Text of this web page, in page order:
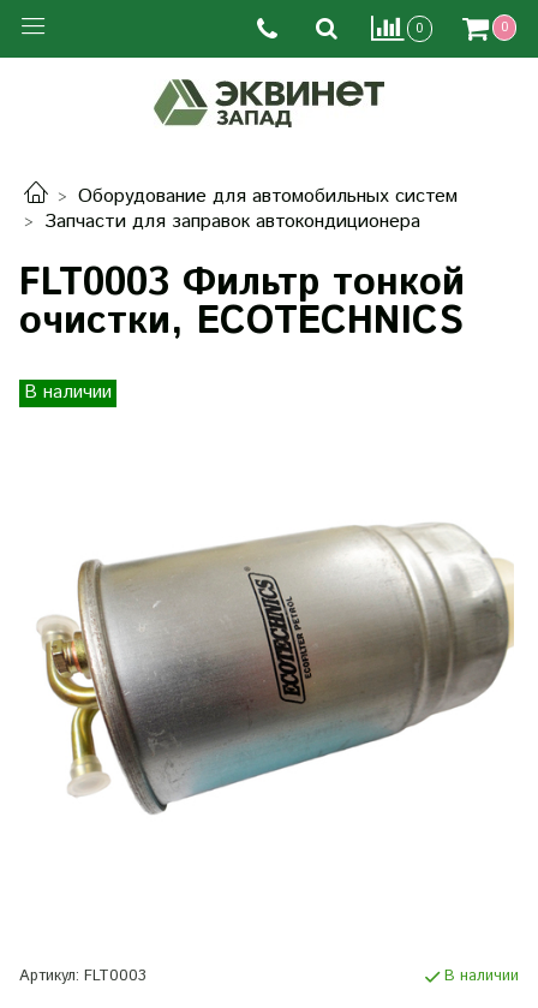
0 0
Оборудование для автомобильных систем
Запчасти для заправок автокондиционера
FLT0003 Фильтр тонкой
очистки, ECOTECHNICS
В наличии
Артикул: FLT0003 В наличии